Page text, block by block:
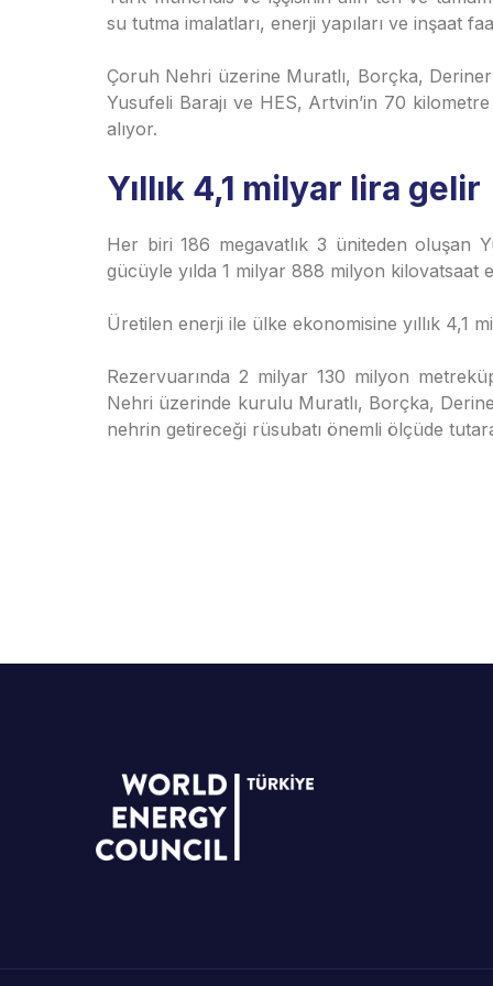
su tutma imalatları, enerji yapıları ve inşaat
Çoruh Nehri üzerine Muratlı, Borçka,
Yusufeli Barajı ve HES, Artvin’in 70
alıyor.
Yıllık 4,1 milyar lira gelir
Her biri 186 megavatlık 3 üniteden oluşan
gücüyle yılda 1 milyar 888 milyon kilovatsaat
Üretilen enerji ile ülke ekonomisine yıllık 4,1
Rezervuarında 2 milyar 130 milyon
Nehri üzerinde kurulu Muratlı, Borçka,
nehrin getireceği rüsubatı önemli ölçüde